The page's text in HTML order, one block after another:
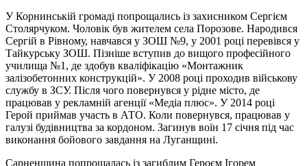
У Корнинській громаді попрощались із захисником Сергієм
Столярчуком. Чоловік був жителем села Порозове. Народився
Сергій в Рівному, навчався у ЗОШ №9, у 2001 році перевівся у
Тайкурську ЗОШ. Пізніше вступив до вищого професійного
училища №1, де здобув кваліфікацію «Монтажник
залізобетонних конструкцій». У 2008 році проходив військову
службу в ЗСУ. Після чого повернувся у рідне місто, де
працював у рекламній агенції «Медіа плюс». У 2014 році
Герой приймав участь в АТО. Коли повернувся, працював у
галузі будівництва за кордоном. Загинув воїн 17 січня під час
виконання бойового завдання на Луганщині.
Сарненщина попрощалась із загиблим Героєм Ігорем